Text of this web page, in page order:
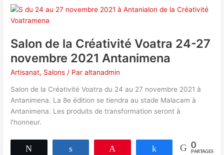
Mania
50
artisans
de
carte
Salon de la Créativité Voatra 24-27
novembre 2021 Antanimena
Artisanat, Salons / Paraltanadmin
Salon de la Créativité Voatra du 24 au 27 novembre 2021 à
Antanimena. La 8e édition se tiendra au stade Malacam à
Antanimena. Les produits de transformation seront à
l’honneur.
Partagez 0
PARTAGES